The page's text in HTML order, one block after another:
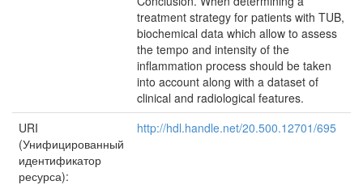
treatment strategy for patients with TUB,
biochemical data which allow to assess
the tempo and intensity of the
inflammation process should be taken
into account along with a dataset of
clinical and radiological features.
URI
(Унифицированный
идентификатор
ресурса):
http://hdl.handle.net/20.500.12701/695